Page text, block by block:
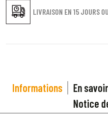
LIVRAISON EN 15 JOURS
Informations En
Notice